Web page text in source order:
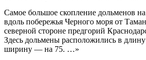
Самое большое скопление дольменов
вдоль побережья Черного моря от
северной стороне предгорий
Здесь дольмены расположились в
ширину — на 75. …»